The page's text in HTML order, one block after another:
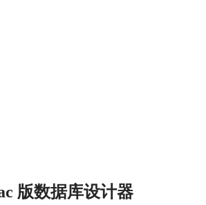
版数据库设计器